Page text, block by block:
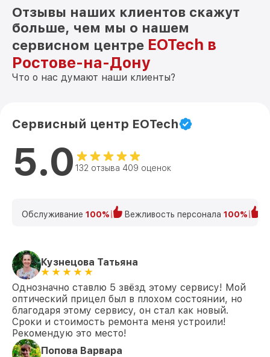
Отзывы наших клиентов скажут
больше, чем мы о нашем
сервисном центре EOTech в
Ростове-на-Дону
Что о нас думают наши клиенты?
Сервисный центр EOTech
5.0 132 отзыва 409 оценок
Обслуживание 100% Вежливость персонала 100%
Кузнецова Татьяна
Однозначно ставлю 5 звёзд этому сервису! Мой
оптический прицел был в плохом состоянии, но
благодаря этому сервису, он стал как новый.
Сроки и стоимость ремонта меня устроили!
Рекомендую это место!
Попова Варвара